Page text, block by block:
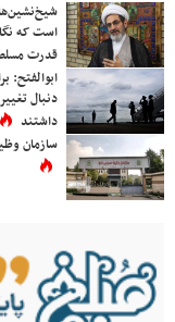
است که
قدرت
ابوالفتح:
دنبال
داشتند
سازمان